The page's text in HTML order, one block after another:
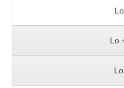
Lo